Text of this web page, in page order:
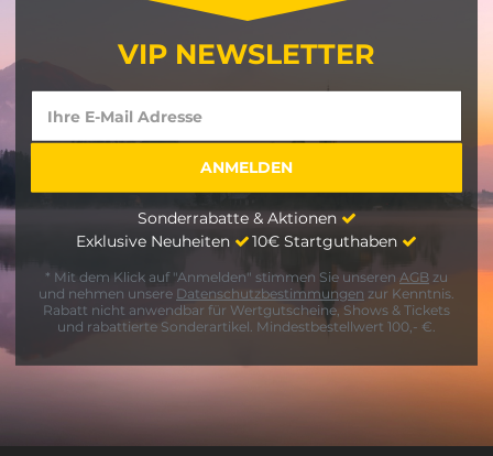
VIP NEWSLETTER
Sonderrabatte & Aktionen
Exklusive Neuheiten
10€ Startguthaben
* Mit dem Klick auf "Anmelden" stimmen Sie unseren AGB zu
und nehmen unsere Datenschutzbestimmungen zur Kenntnis.
Rabatt nicht anwendbar für Wertgutscheine, Shows & Tickets
und rabattierte Sonderartikel. Mindestbestellwert 100,- €.